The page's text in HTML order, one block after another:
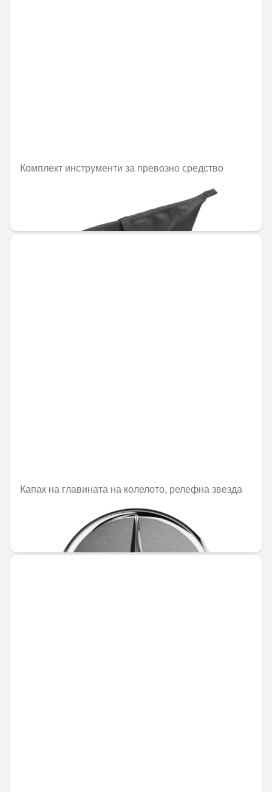
Комплект инструменти за превозно средство
Капак на главината на колелото, релефна звезда
31,51 € / 61,63 лв.